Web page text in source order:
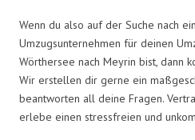
Wenn du also auf der Suche nach
Umzugsunternehmen für deinen
Wörthersee nach Meyrin bist, dann
Wir erstellen dir gerne ein
beantworten all deine Fragen.
erlebe einen stressfreien und